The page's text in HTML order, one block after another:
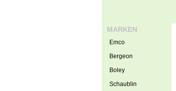
MARKEN
Emco
Bergeon
Boley
Schaublin